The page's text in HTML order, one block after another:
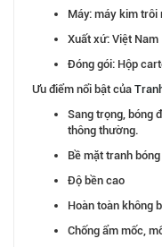
Máy: máy kim trôi
Xuất xứ: Việt Nam
Đóng gói: Hộp
Ưu điểm nổi bật của
Sang trọng, bóng
thông thường.
Bề mặt tranh
Độ bền cao
Hoàn toàn không
Chống ẩm mốc,